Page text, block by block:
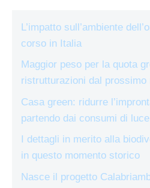
L’impatto sull’ambiente
corso in Italia
Maggior peso per la quota
ristrutturazioni dal prossimo
Casa green: ridurre
partendo dai consumi di
I dettagli in merito alla
in questo momento storico
Nasce il progetto